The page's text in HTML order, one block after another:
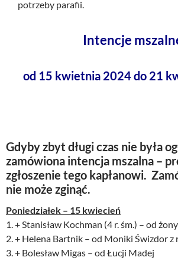
potrzeby parafii.
Intencje
od 15 kwietnia 2024 do 21
Gdyby zbyt długi czas nie była
zamówiona intencja mszalna –
zgłoszenie tego kapłanowi.
nie może zginąć.
Poniedziałek – 15 kwiecień
1. + Stanisław Kochman (4 r. śm.) – od żony
2. + Helena Bartnik – od Moniki Świzdor z
3. + Bolesław Migas – od Łucji Madej